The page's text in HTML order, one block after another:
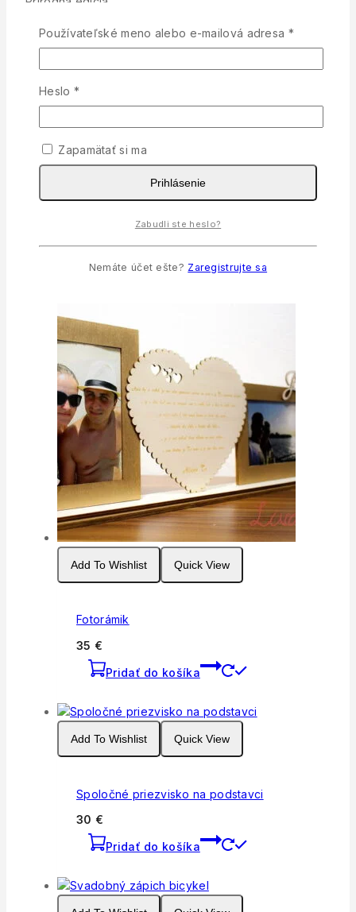
Špeciálne vyhotovenie sladkých darčekov pre vašich
hostí. Tieto luxusné darčeky budú výnimočným
Objem fľaštičky 35ml.
Medík je od registrovaného včelára KVETOVÝ.
BEZ ETIKETY!!!
Veľkosť: 5cm fľaška, 8cm naberačka
Súvisiace produkty
Add To Wishlist Quick View
Fotorámik
35 €
Pridať do košíka
Add To Wishlist Quick View
Spoločné priezvisko na podstavci
30 €
Pridať do košíka
Používateľské meno alebo e-mailová adresa *Povinné
Heslo *
Zapamätať si ma
Prihlásenie
Zabudli ste heslo?
Nemáte účet ešte? Zaregistrujte sa